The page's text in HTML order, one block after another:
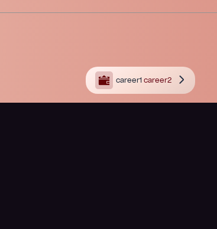
career1 career2